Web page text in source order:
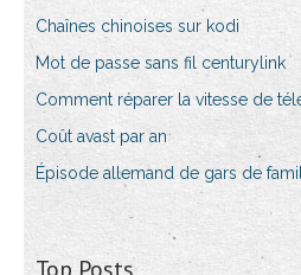
Chaînes chinoises sur kodi
Mot de passe sans fil centurylink
Comment réparer la vitesse de
Coût avast par an
Épisode allemand de gars de